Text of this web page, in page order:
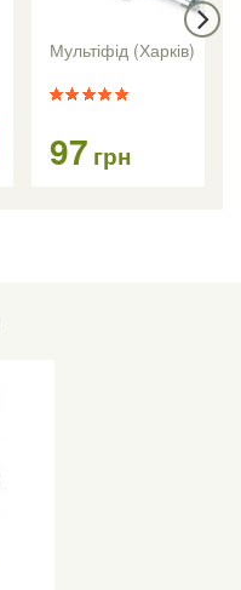
Мультіфід (Харків)
97 грн